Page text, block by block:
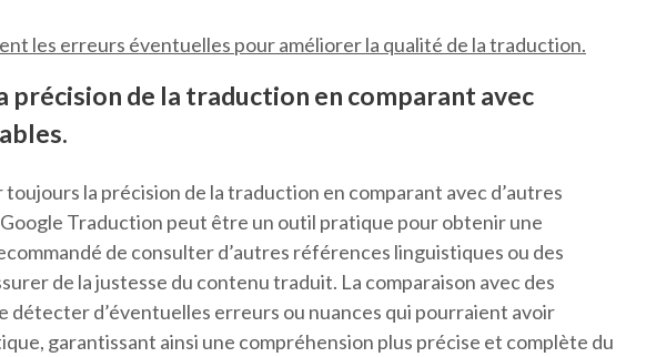
les erreurs éventuelles pour améliorer la qualité de la traduction.
de la traduction en comparant avec
la précision de la traduction en comparant avec d’autres
Traduction peut être un outil pratique pour obtenir une
de consulter d’autres références linguistiques ou des
de la justesse du contenu traduit. La comparaison avec des
détecter d’éventuelles erreurs ou nuances qui pourraient avoir
garantissant ainsi une compréhension plus précise et complète du